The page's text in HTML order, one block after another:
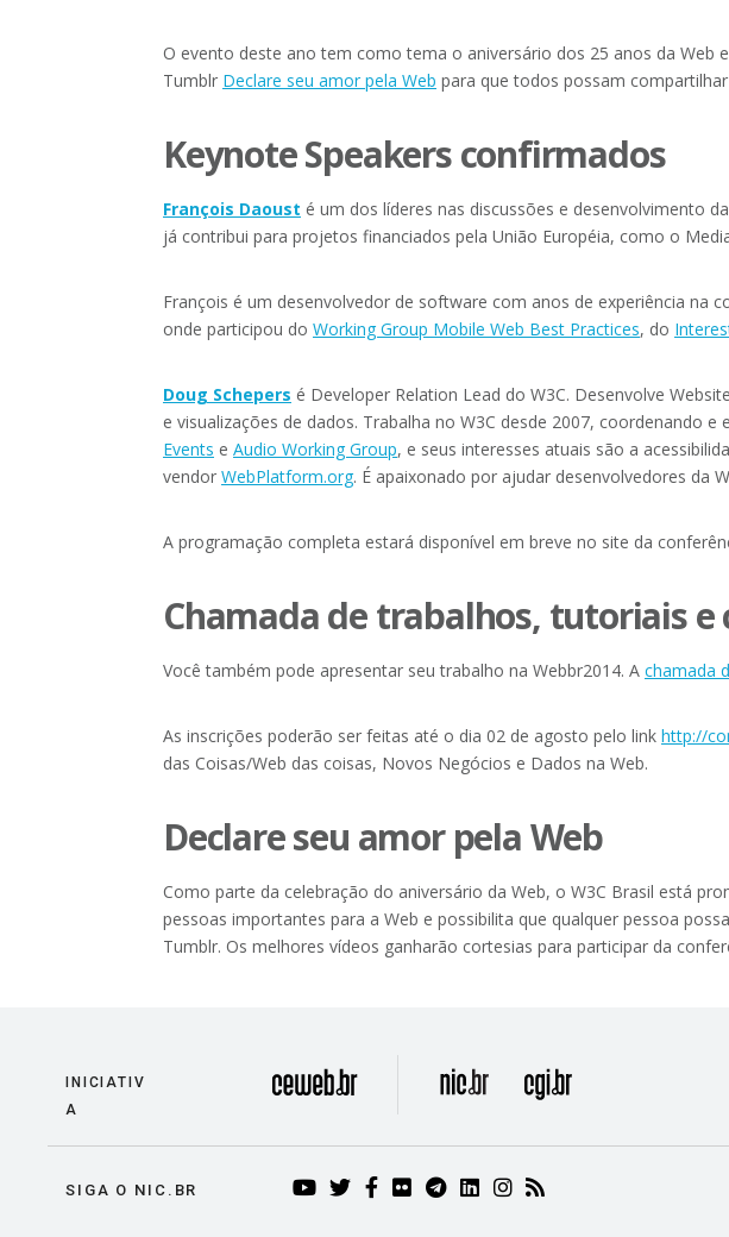
O evento deste ano tem como tema o aniversário dos 25 anos da Web
Tumblr Declare seu amor pela Web para que todos possam
Keynote Speakers confirmados
François Daoust é um dos líderes nas discussões e desenvolvimento
já contribui para projetos financiados pela União Européia, como o
François é um desenvolvedor de software com anos de experiência na
onde participou do Working Group Mobile Web Best Practices, do
Doug Schepers é Developer Relation Lead do W3C. Desenvolve
e visualizações de dados. Trabalha no W3C desde 2007, coordenando
Events e Audio Working Group, e seus interesses atuais são a
vendor WebPlatform.org. É apaixonado por ajudar desenvolvedores da
A programação completa estará disponível em breve no site da
Chamada de trabalhos, tutoriais e
Você também pode apresentar seu trabalho na Webbr2014. A chamada
As inscrições poderão ser feitas até o dia 02 de agosto pelo link http://
das Coisas/Web das coisas, Novos Negócios e Dados na Web.
Declare seu amor pela Web
Como parte da celebração do aniversário da Web, o W3C Brasil está
pessoas importantes para a Web e possibilita que qualquer pessoa
Tumblr. Os melhores vídeos ganharão cortesias para participar da
INICIATIV
A
divisão
SIGA O NIC.BR YOUTUBE
TWITTER
FACEBOOK
FLICKR
TELEGRAM
LINKEDIN
INSTAGRAM